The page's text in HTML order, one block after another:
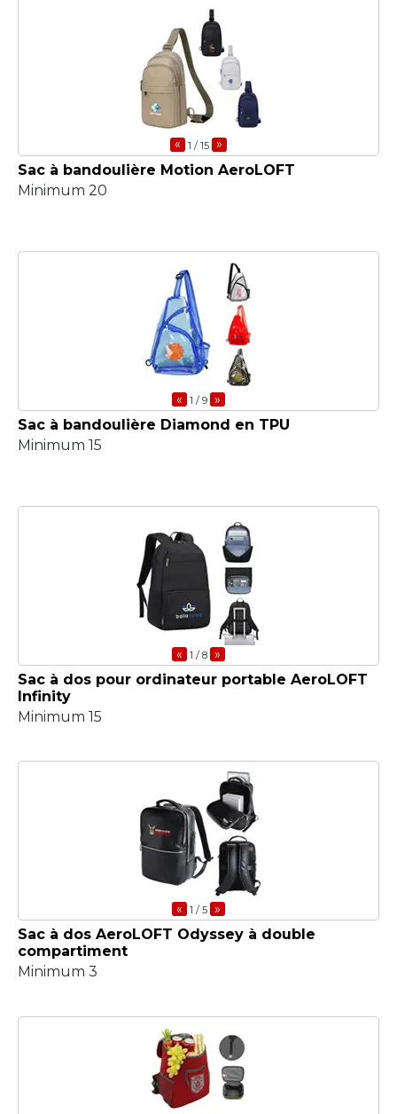
« 1 / 15 »
Sac à bandoulière Motion AeroLOFT
Minimum 20
« 1 / 9 »
Sac à bandoulière Diamond en TPU
Minimum 15
« 1 / 8 »
Sac à dos pour ordinateur portable AeroLOFT
Infinity
Minimum 15
« 1 / 5 »
Sac à dos AeroLOFT Odyssey à double
compartiment
Minimum 3